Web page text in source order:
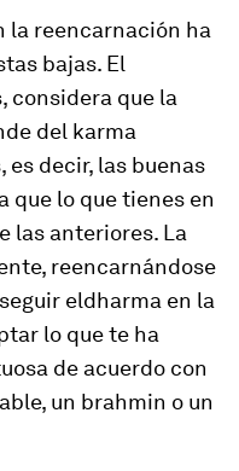
la reencarnación ha
bajas. El
considera que la
del karma
decir, las buenas
que lo que tienes en
las anteriores. La
reencarnándose
eldharma en la
lo que te ha
de acuerdo con
un brahmin o un